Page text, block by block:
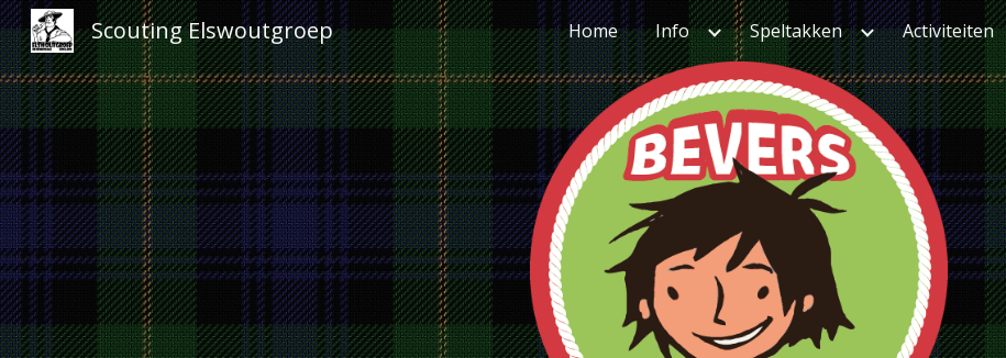
Skip to main content Skip to navigation
Scouting Elswoutgroep Home Info Speltakken Activiteiten